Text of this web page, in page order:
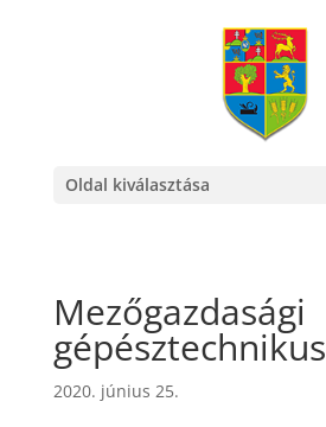
Oldal kiválasztása
Mezőgazdasági
gépésztechnikus
2020. június 25.